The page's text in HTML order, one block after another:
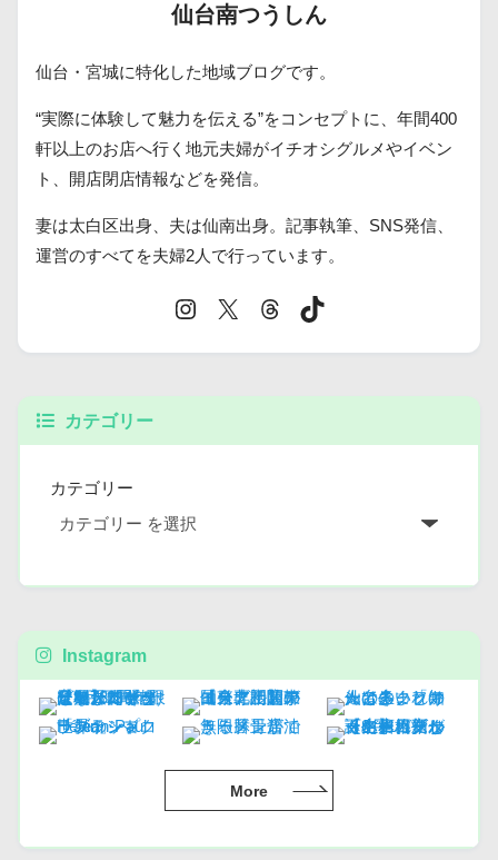
仙台南つうしん
仙台・宮城に特化した地域ブログです。
“実際に体験して魅力を伝える”をコンセプトに、年間400
軒以上のお店へ行く地元夫婦がイチオシグルメやイベン
ト、開店閉店情報などを発信。
妻は太白区出身、夫は仙南出身。記事執筆、SNS発信、
運営のすべてを夫婦2人で行っています。
カテゴリー
カテゴリー
Instagram
More